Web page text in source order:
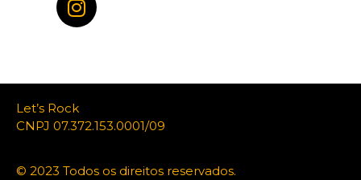
Let’s Rock
CNPJ 07.372.153.0001/09
© 2023 Todos os direitos reservados.